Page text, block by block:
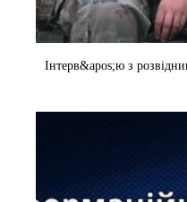
Інтерв&apos;ю з